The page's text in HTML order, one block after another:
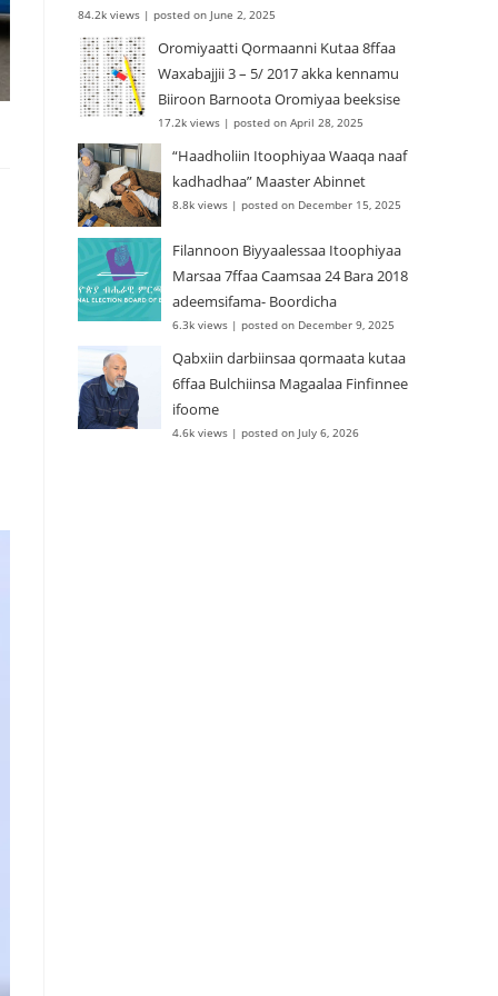
84.2k views | posted on June 2, 2025
Oromiyaatti Qormaanni Kutaa 8ffaa
Waxabajjii 3 – 5/ 2017 akka kennamu
Biiroon Barnoota Oromiyaa beeksise
17.2k views | posted on April 28, 2025
“Haadholiin Itoophiyaa Waaqa naaf
kadhadhaa” Maaster Abinnet
8.8k views | posted on December 15, 2025
Filannoon Biyyaalessaa Itoophiyaa
Marsaa 7ffaa Caamsaa 24 Bara 2018
adeemsifama- Boordicha
6.3k views | posted on December 9, 2025
Qabxiin darbiinsaa qormaata kutaa
6ffaa Bulchiinsa Magaalaa Finfinnee
ifoome
4.6k views | posted on July 6, 2026